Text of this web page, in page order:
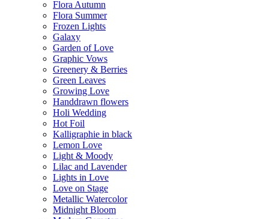
Flora Autumn
Flora Summer
Frozen Lights
Galaxy
Garden of Love
Graphic Vows
Greenery & Berries
Green Leaves
Growing Love
Handdrawn flowers
Holi Wedding
Hot Foil
Kalligraphie in black
Lemon Love
Light & Moody
Lilac and Lavender
Lights in Love
Love on Stage
Metallic Watercolor
Midnight Bloom